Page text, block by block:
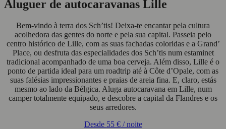
Aluguer de autocaravanas Lille
Bem-vindo à terra dos Sch’tis! Deixa-te encantar pela cultura
acolhedora das gentes do norte e pela sua capital. Passeia pelo
centro histórico de Lille, com as suas fachadas coloridas e a Grand’
Place, ou desfruta das especialidades dos Sch’tis num estaminet
tradicional acompanhado de uma boa cerveja. Além disso, Lille é o
ponto de partida ideal para um roadtrip até à Côte d’Opale, com as
suas falésias impressionantes e praias de areia fina. E, claro, estás
mesmo ao lado da Bélgica. Aluga autocaravana em Lille, num
camper totalmente equipado, e descobre a capital da Flandres e os
seus arredores.
Desde 55 €/ noite